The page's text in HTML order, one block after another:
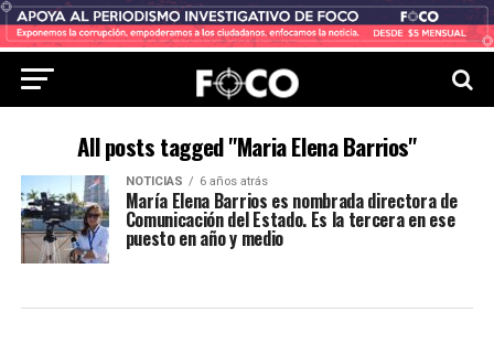
All posts tagged "Maria Elena Barrios"
NOTICIAS 6 años atrás
María Elena Barrios es nombrada directora de
Comunicación del Estado. Es la tercera en ese
puesto en año y medio